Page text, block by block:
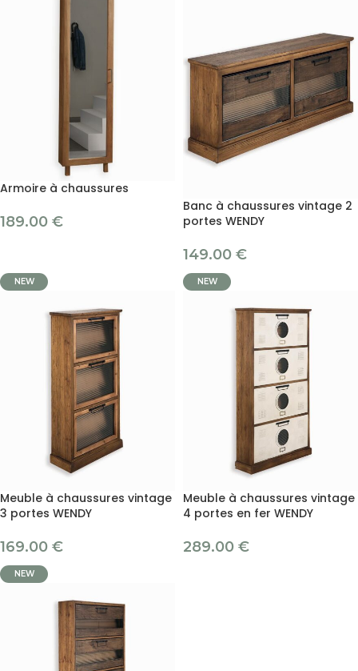
Armoire à chaussures
189.00 €
Banc à chaussures vintage 2
portes WENDY
149.00 €
NEW
Meuble à chaussures vintage
3 portes WENDY
169.00 €
NEW
Meuble à chaussures vintage
4 portes en fer WENDY
289.00 €
NEW